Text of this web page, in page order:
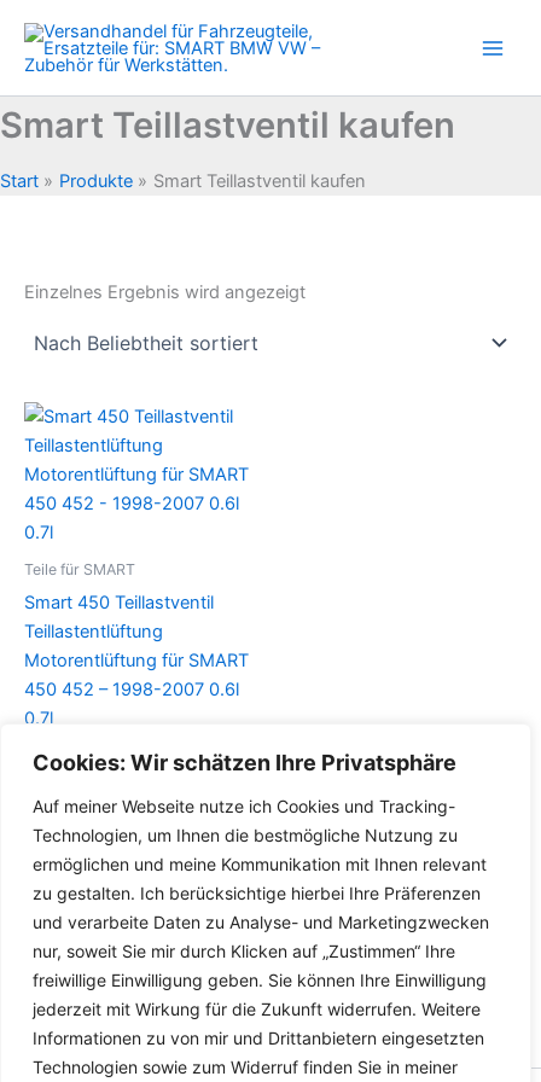
Cookies: Wir schätzen Ihre Privatsphäre
Auf meiner Webseite nutze ich Cookies und Tracking-
Technologien, um Ihnen die bestmögliche Nutzung zu
ermöglichen und meine Kommunikation mit Ihnen relevant
zu gestalten. Ich berücksichtige hierbei Ihre Präferenzen
und verarbeite Daten zu Analyse- und Marketingzwecken
nur, soweit Sie mir durch Klicken auf „Zustimmen“ Ihre
freiwillige Einwilligung geben. Sie können Ihre Einwilligung
jederzeit mit Wirkung für die Zukunft widerrufen. Weitere
Informationen zu von mir und Drittanbietern eingesetzten
Technologien sowie zum Widerruf finden Sie in meiner
Inhalt
springen
Smart Teillastventil kaufen
Start Produkte Smart Teillastventil kaufen
Einzelnes Ergebnis wird angezeigt
Teile für SMART
Smart 450 Teillastventil
Teillastentlüftung
Motorentlüftung für SMART
450 452 – 1998-2007 0.6l
0.7l
Details